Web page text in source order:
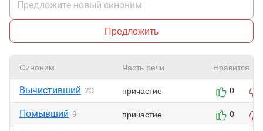
Предложить
Синоним Часть речи Нравится
Вычистивший 20 причастие 0
Помывший 9 причастие 0